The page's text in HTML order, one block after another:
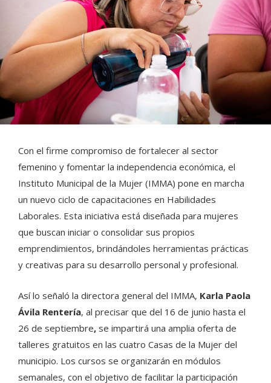
Con el firme compromiso de fortalecer al sector
femenino y fomentar la independencia económica, el
Instituto Municipal de la Mujer (IMMA) pone en marcha
un nuevo ciclo de capacitaciones en Habilidades
Laborales. Esta iniciativa está diseñada para mujeres
que buscan iniciar o consolidar sus propios
emprendimientos, brindándoles herramientas prácticas
y creativas para su desarrollo personal y profesional.
Así lo señaló la directora general del IMMA, Karla Paola
Ávila Rentería, al precisar que del 16 de junio hasta el
26 de septiembre, se impartirá una amplia oferta de
talleres gratuitos en las cuatro Casas de la Mujer del
municipio. Los cursos se organizarán en módulos
semanales, con el objetivo de facilitar la participación